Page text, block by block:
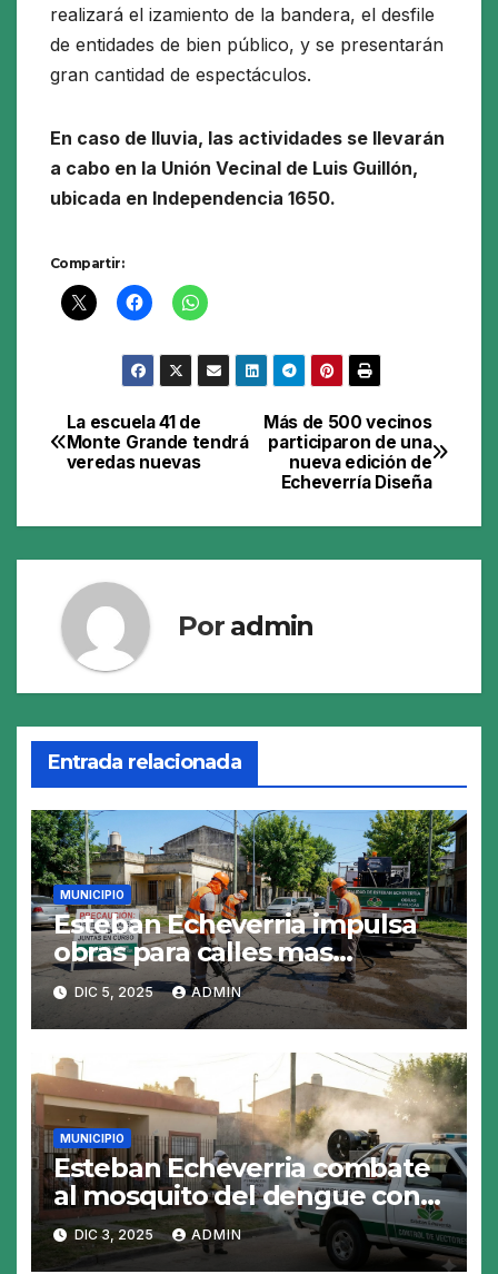
realizará el izamiento de la bandera, el desfile
de entidades de bien público, y se presentarán
gran cantidad de espectáculos.
En caso de lluvia, las actividades se llevarán
a cabo en la Unión Vecinal de Luis Guillón,
ubicada en Independencia 1650.
Compartir:
Navegación
de
entradas
Más de 500 vecinos
participaron de una
nueva edición de
Echeverría Diseña
La escuela 41 de
Monte Grande tendrá
veredas nuevas
Por admin
Entrada relacionada
MUNICIPIO
Esteban Echeverria impulsa
obras para calles mas
resistentes y seguras
DIC 5, 2025 ADMIN
MUNICIPIO
Esteban Echeverria combate
al mosquito del dengue con
fumigacion
DIC 3, 2025 ADMIN